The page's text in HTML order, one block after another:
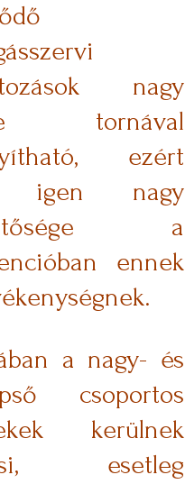
nagy
tornával
ezért
igen nagy
a
ennek
a nagy- és
csoportos
kerülnek
esetleg